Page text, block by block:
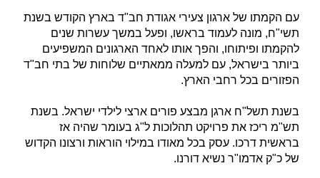
עם הקמתו של ארגון צעירי אגודת חב"ד בארץ הקודש בשנת
תשי"ח, מונה לעמוד בראשו, ופעל במשך עשרות שנים
להקמתו ופיתוחו, והפך אותו לאחד הארגונים המשפיעים
ביותר בישראל, עם למעלה ממאתיים שלוחות של בתי חב"ד
הפזורים בכל רחבי הארץ.
בשנת תשל"ח ארגן מבצע פורים ארצי לילדי ישראל. בשנת
תש"מ ריכז את פרויקט תהלוכות ל"ג בעומר שהיה אז
בראשית דרכו. עסק בכל מאודו במילוי הוראות ורצונו הקדוש
של כ"ק אדמו"ר נשיא דורנו.